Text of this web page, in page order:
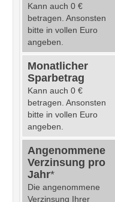
Kann auch 0 €
betragen. Ansonsten
bitte in vollen Euro
angeben.
Monatlicher
Sparbetrag
Kann auch 0 €
betragen. Ansonsten
bitte in vollen Euro
angeben.
Angenommene
Verzinsung pro
Jahr*
Die angenommene
Verzinsung Ihrer